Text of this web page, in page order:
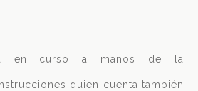
en curso a manos de la
quien cuenta también